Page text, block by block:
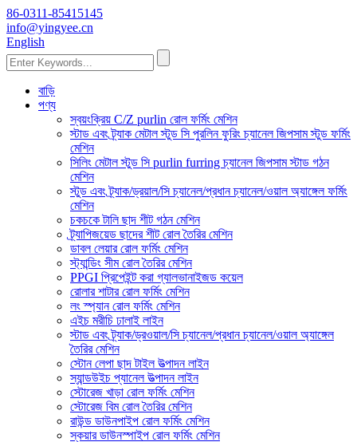
86-0311-85415145
info@yingyee.cn
English
বাড়ি
পণ্য
স্বয়ংক্রিয় C/Z purlin রোল ফর্মিং মেশিন
স্টাড এবং ট্র্যাক মেটাল স্টুড সি পুরলিন ফুরিং চ্যানেল জিপসাম স্টুড ফর্মিং
মেশিন
সিলিং মেটাল স্টুড সি purlin furring চ্যানেল জিপসাম স্টাড গঠন
মেশিন
স্টুড এবং ট্র্যাক/ড্রয়াল/সি চ্যানেল/প্রধান চ্যানেল/ওয়াল অ্যাঙ্গেল ফর্মিং
মেশিন
চকচকে টালি ছাদ শীট গঠন মেশিন
ট্র্যাপিজয়েড ছাদের শীট রোল তৈরির মেশিন
ডাবল লেয়ার রোল ফর্মিং মেশিন
স্ট্যান্ডিং সীম রোল তৈরির মেশিন
PPGI প্রিপেইন্ট করা গ্যালভানাইজড কয়েল
রোলার শাটার রোল ফর্মিং মেশিন
লং স্প্যান রোল ফর্মিং মেশিন
এইচ মরীচি ঢালাই লাইন
স্টাড এবং ট্র্যাক/ড্রওয়াল/সি চ্যানেল/প্রধান চ্যানেল/ওয়াল অ্যাঙ্গেল
তৈরির মেশিন
স্টোন লেপা ছাদ টাইল উত্পাদন লাইন
স্যান্ডউইচ প্যানেল উত্পাদন লাইন
স্টোরেজ খাড়া রোল ফর্মিং মেশিন
স্টোরেজ বিম রোল তৈরির মেশিন
রাউন্ড ডাউনপাইপ রোল ফর্মিং মেশিন
স্কয়ার ডাউনস্পাইপ রোল ফর্মিং মেশিন